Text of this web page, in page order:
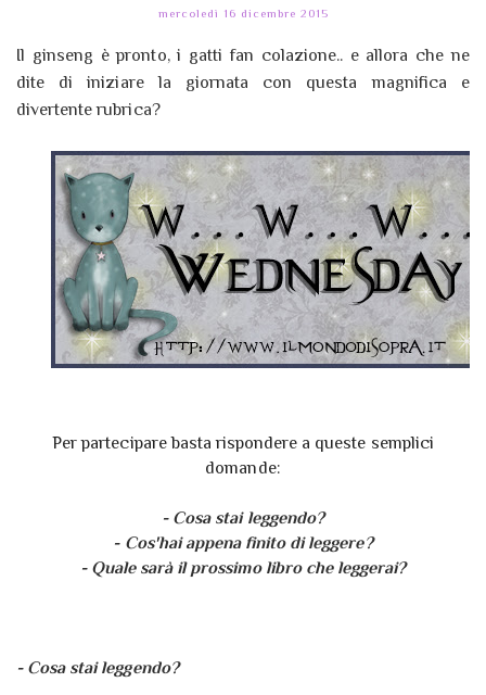
mercoledì 16 dicembre 2015
Il ginseng è pronto, i gatti fan colazione.. e allora che ne
dite di iniziare la giornata con questa magnifica e
divertente rubrica?
Per partecipare basta rispondere a queste semplici
domande:
- Cosa stai leggendo?
- Cos'hai appena finito di leggere?
- Quale sarà il prossimo libro che leggerai?
- Cosa stai leggendo?